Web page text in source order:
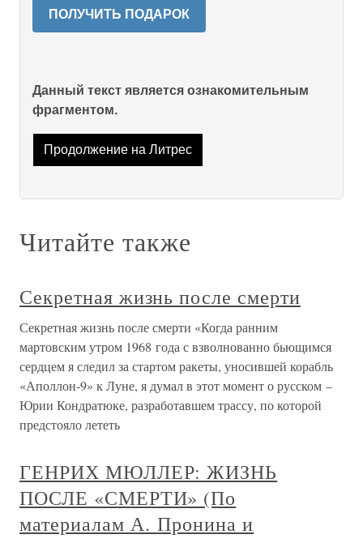
ПОЛУЧИТЬ ПОДАРОК
Данный текст является ознакомительным
фрагментом.
Продолжение на Литрес
Читайте также
Секретная жизнь после смерти
Секретная жизнь после смерти «Когда ранним
мартовским утром 1968 года с взволнованно бьющимся
сердцем я следил за стартом ракеты, уносившей корабль
«Аполлон-9» к Луне, я думал в этот момент о русском –
Юрии Кондратюке, разработавшем трассу, по которой
предстояло лететь
ГЕНРИХ МЮЛЛЕР: ЖИЗНЬ
ПОСЛЕ «СМЕРТИ» (По
материалам А. Пронина и